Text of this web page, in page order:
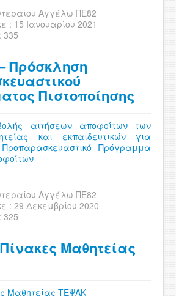
Αγγέλω ΠΕ82
: 15 Ιανουαρίου 2021
335
Πρόσκληση
Πιστοποίησης
αιτήσεων αποφοίτων των
και εκπαιδευτικών για
Πρόγραμμα
Αγγέλω ΠΕ82
: 29 Δεκεμβρίου 2020
325
Μαθητείας
Μαθητείας ΤΕΨΑΚ